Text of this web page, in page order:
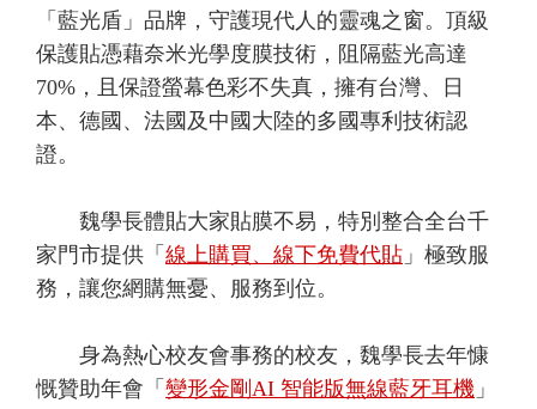
「藍光盾」品牌，守護現代人的靈魂之窗。頂級
保護貼憑藉奈米光學度膜技術，阻隔藍光高達
70%，且保證螢幕色彩不失真，擁有台灣、日
本、德國、法國及中國大陸的多國專利技術認
證。
魏學長體貼大家貼膜不易，特別整合全台千
家門市提供「 線上購買、線下免費代貼 」極致服
務，讓您網購無憂、服務到位。
身為熱心校友會事務的校友，魏學長去年慷
慨贊助年會「 變形金剛AI 智能版無線藍牙耳機 」